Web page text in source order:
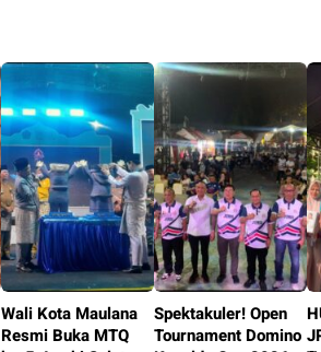
Wali Kota Maulana
Resmi Buka MTQ
Spektakuler! Open
Tournament Domino